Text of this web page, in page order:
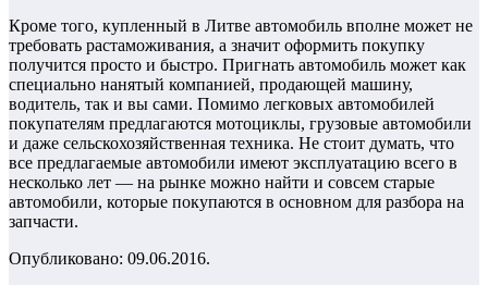
Кроме того, купленный в Литве автомобиль вполне может не
требовать растаможивания, а значит оформить покупку
получится просто и быстро. Пригнать автомобиль может как
специально нанятый компанией, продающей машину,
водитель, так и вы сами. Помимо легковых автомобилей
покупателям предлагаются мотоциклы, грузовые автомобили
и даже сельскохозяйственная техника. Не стоит думать, что
все предлагаемые автомобили имеют эксплуатацию всего в
несколько лет — на рынке можно найти и совсем старые
автомобили, которые покупаются в основном для разбора на
запчасти.
Опубликовано: 09.06.2016.